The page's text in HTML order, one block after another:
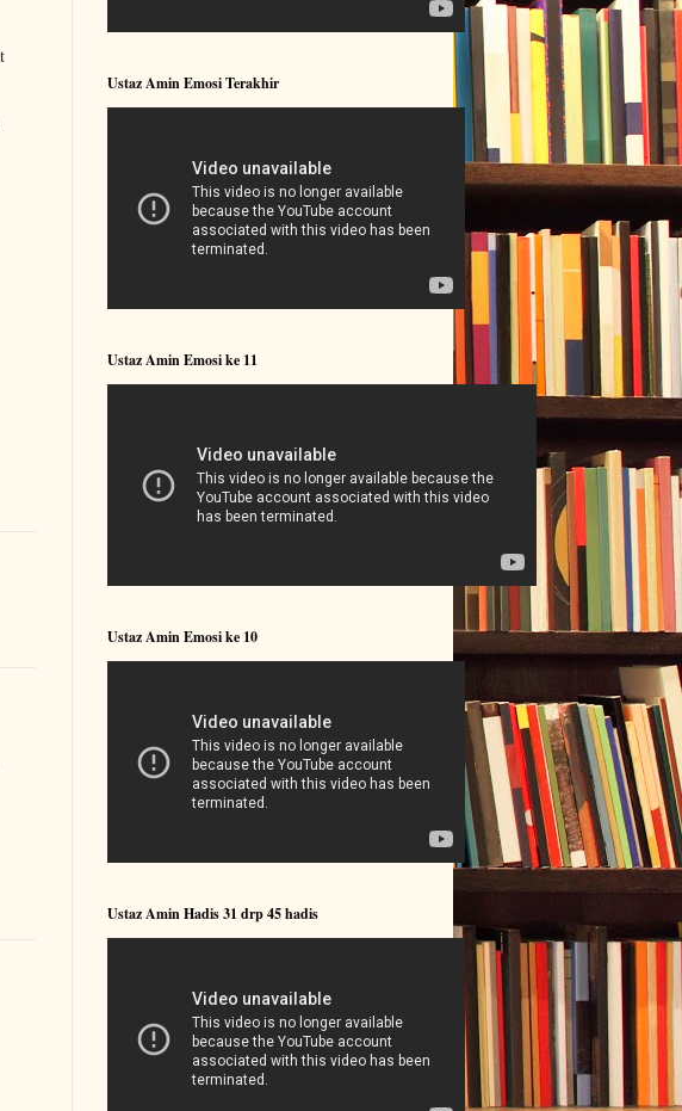
Ustaz Amin Emosi Terakhir
Ustaz Amin Emosi ke 11
Ustaz Amin Emosi ke 10
Ustaz Amin Hadis 31 drp 45 hadis